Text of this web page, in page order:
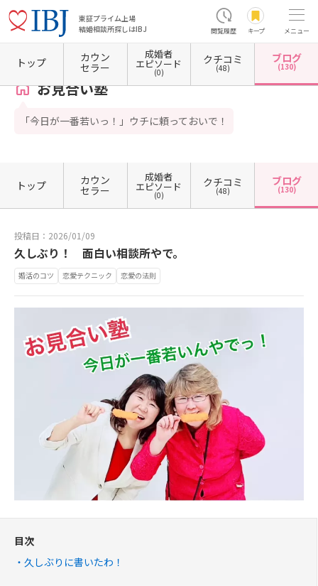
東証プライム上場
結婚相談所探しはIBJ
閲覧履歴 キープ メニュー
ホーム 大阪府の結婚相談所 大阪府大阪市 大阪府大阪市北区 お見合い塾 カウンセ
お見合い塾
「今日が一番若いっ！」ウチに頼っておいで！
トップ カウン
セラー
成婚者
エピソード
(0)
クチコミ
(48)
ブログ
(130)
トップ カウン
セラー
成婚者
エピソード
(0)
クチコミ
(48)
ブログ
(130)
投稿日：2026/01/09
久しぶり！ 面白い相談所やで。
婚活のコツ 恋愛テクニック 恋愛の法則
目次
久しぶりに書いたわ！